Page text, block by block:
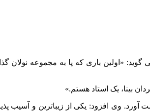
«اولین باری که پا به مجموعه نولان
بینا، یک استاد هستم.»
وی افزود: یکی از زیباترین و آسیب